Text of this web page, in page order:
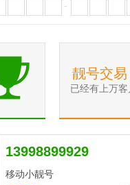
-
靓号交易
已经有上万
13998899929
移动小靓号